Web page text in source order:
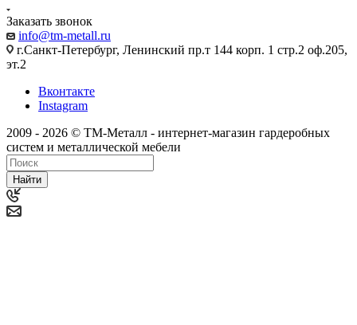
Заказать звонок
info@tm-metall.ru
г.Санкт-Петербург, Ленинский пр.т 144 корп. 1 стр.2 оф.205,
эт.2
Вконтакте
Instagram
2009 - 2026 © ТМ-Металл - интернет-магазин гардеробных
систем и металлической мебели
Найти